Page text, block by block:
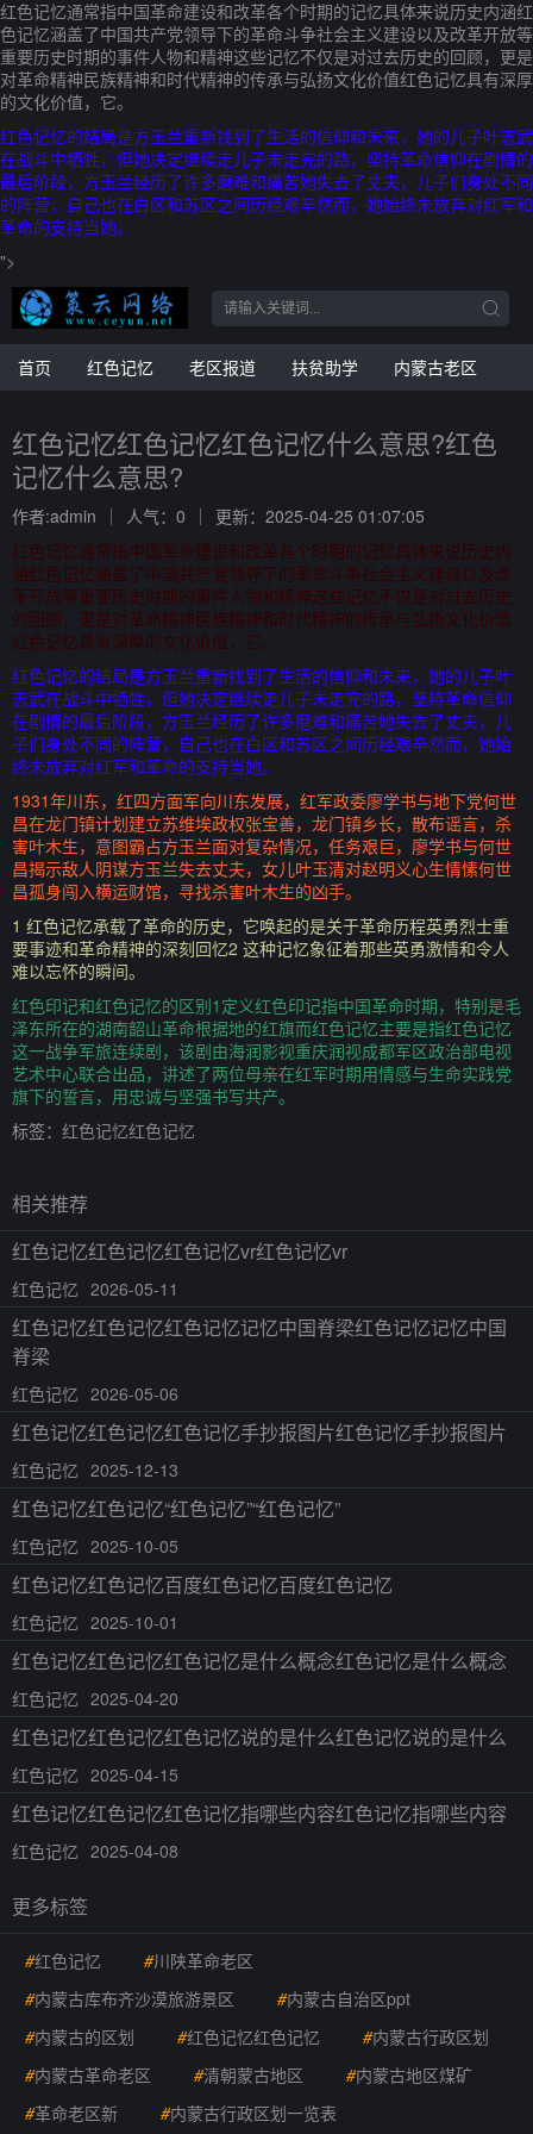
红色记忆通常指中国革命建设和改革各个时期的记忆具体来说历史内涵红
色记忆涵盖了中国共产党领导下的革命斗争社会主义建设以及改革开放等
重要历史时期的事件人物和精神这些记忆不仅是对过去历史的回顾，更是
对革命精神民族精神和时代精神的传承与弘扬文化价值红色记忆具有深厚
的文化价值，它。
红色记忆的结局是方玉兰重新找到了生活的信仰和未来，她的儿子叶志武
在战斗中牺牲，但她决定继续走儿子未走完的路，坚持革命信仰在剧情的
最后阶段，方玉兰经历了许多磨难和痛苦她失去了丈夫，儿子们身处不同
的阵营，自己也在白区和苏区之间历经艰辛然而，她始终未放弃对红军和
革命的支持当她。
">
首页 红色记忆 老区报道 扶贫助学 内蒙古老区
红色记忆红色记忆红色记忆什么意思?红色
记忆什么意思?
作者:admin 人气：0
更新：2025-04-25 01:07:05
红色记忆通常指中国革命建设和改革各个时期的记忆具体来说历史内
涵红色记忆涵盖了中国共产党领导下的革命斗争社会主义建设以及改
革开放等重要历史时期的事件人物和精神这些记忆不仅是对过去历史
的回顾，更是对革命精神民族精神和时代精神的传承与弘扬文化价值
红色记忆具有深厚的文化价值，它。
红色记忆的结局是方玉兰重新找到了生活的信仰和未来，她的儿子叶
志武在战斗中牺牲，但她决定继续走儿子未走完的路，坚持革命信仰
在剧情的最后阶段，方玉兰经历了许多磨难和痛苦她失去了丈夫，儿
子们身处不同的阵营，自己也在白区和苏区之间历经艰辛然而，她始
终未放弃对红军和革命的支持当她。
1931年川东，红四方面军向川东发展，红军政委廖学书与地下党何世
昌在龙门镇计划建立苏维埃政权张宝善，龙门镇乡长，散布谣言，杀
害叶木生，意图霸占方玉兰面对复杂情况，任务艰巨，廖学书与何世
昌揭示敌人阴谋方玉兰失去丈夫，女儿叶玉清对赵明义心生情愫何世
昌孤身闯入横运财馆，寻找杀害叶木生的凶手。
1 红色记忆承载了革命的历史，它唤起的是关于革命历程英勇烈士重
要事迹和革命精神的深刻回忆2 这种记忆象征着那些英勇激情和令人
难以忘怀的瞬间。
红色印记和红色记忆的区别1定义红色印记指中国革命时期，特别是毛
泽东所在的湖南韶山革命根据地的红旗而红色记忆主要是指红色记忆
这一战争军旅连续剧，该剧由海润影视重庆润视成都军区政治部电视
艺术中心联合出品，讲述了两位母亲在红军时期用情感与生命实践党
旗下的誓言，用忠诚与坚强书写共产。
标签： 红色记忆红色记忆
相关推荐
红色记忆红色记忆红色记忆vr红色记忆vr
红色记忆 2026-05-11
红色记忆红色记忆红色记忆记忆中国脊梁红色记忆记忆中国
脊梁
红色记忆 2026-05-06
红色记忆红色记忆红色记忆手抄报图片红色记忆手抄报图片
红色记忆 2025-12-13
红色记忆红色记忆“红色记忆”“红色记忆”
红色记忆 2025-10-05
红色记忆红色记忆百度红色记忆百度红色记忆
红色记忆 2025-10-01
红色记忆红色记忆红色记忆是什么概念红色记忆是什么概念
红色记忆 2025-04-20
红色记忆红色记忆红色记忆说的是什么红色记忆说的是什么
红色记忆 2025-04-15
红色记忆红色记忆红色记忆指哪些内容红色记忆指哪些内容
红色记忆 2025-04-08
更多标签
#红色记忆 #川陕革命老区
#内蒙古库布齐沙漠旅游景区 #内蒙古自治区ppt
#内蒙古的区划 #红色记忆红色记忆 #内蒙古行政区划
#内蒙古革命老区 #清朝蒙古地区 #内蒙古地区煤矿
#革命老区新 #内蒙古行政区划一览表